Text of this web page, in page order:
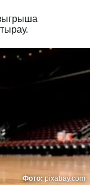
Фото: pixabay.com